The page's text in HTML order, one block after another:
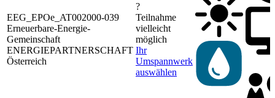
EEG_EPOe_AT002000-039
Erneuerbare-Energie-
Gemeinschaft
ENERGIEPARTNERSCHAFT
Österreich
?
Teilnahme
vielleicht
möglich
Ihr
Umspannwerk
auswählen